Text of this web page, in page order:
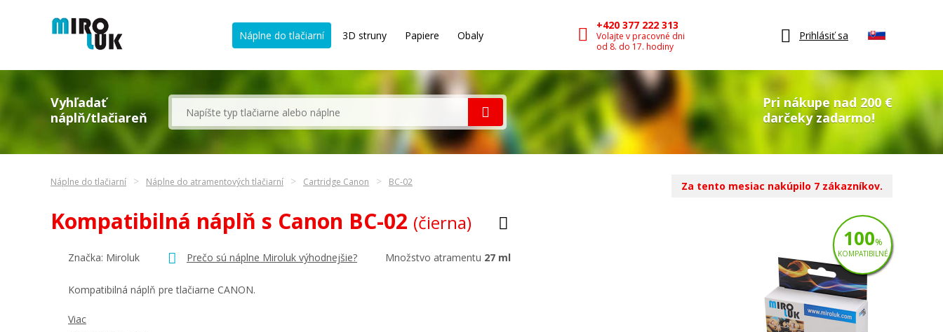
Náplne do tlačiarní 3D struny Papiere Obaly
+420 377 222 313
Volajte v pracovné dni
od 8. do 17. hodiny
Prihlásiť sa
Vyhľadať
náplň/tlačiareň
Pri nákupe nad 200 €
darčeky zadarmo!
Náplne do tlačiarní Náplne do atramentových tlačiarní Cartridge Canon BC-02
Kompatibilná náplň s Canon BC-02 (čierna)
Značka: Miroluk Prečo sú náplne Miroluk výhodnejšie? Množstvo atramentu 27 ml
Kompatibilná náplň pre tlačiarne CANON.
Viac
100%
KOMPATIBILNÉ
Za tento mesiac nakúpilo 7 zákazníkov.